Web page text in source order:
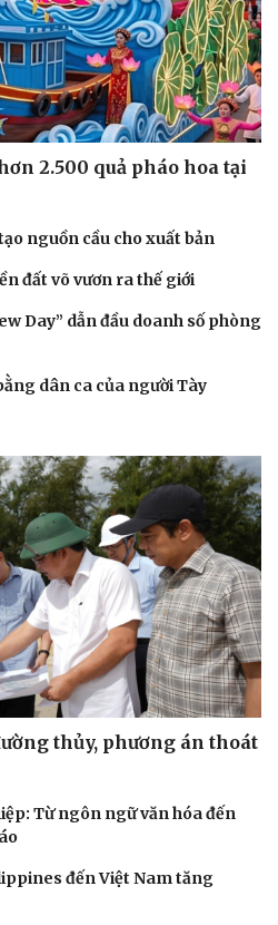
Nghệ sĩ
Thời trang
Sao Việt
2.500 quả pháo hoa tại
nguồn cầu cho xuất bản
đất võ vươn ra thế giới
Day” dẫn đầu doanh số phòng
dân ca của người Tày
thủy, phương án thoát
Từ ngôn ngữ văn hóa đến
đến Việt Nam tăng